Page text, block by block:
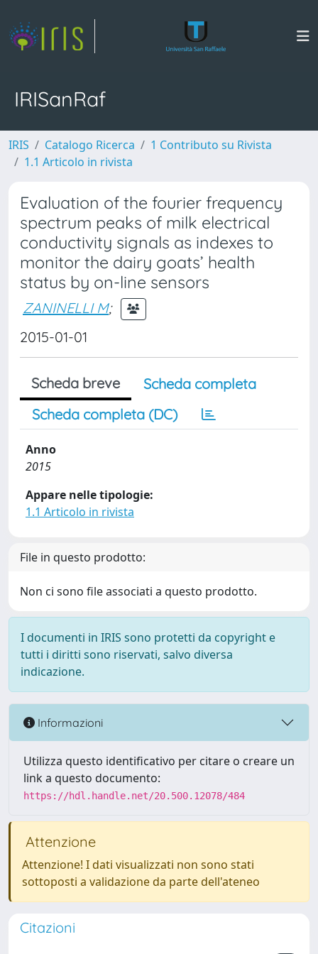
IRISanRaf
IRIS Catalogo Ricerca
1 Contributo su Rivista
1.1 Articolo in rivista
Evaluation of the fourier frequency
spectrum peaks of milk electrical
conductivity signals as indexes to
monitor the dairy goats’ health
status by on-line sensors
ZANINELLI M;
2015-01-01
Scheda breve
Scheda completa
Scheda completa (DC)
Anno
2015
Appare nelle tipologie:
1.1 Articolo in rivista
File in questo prodotto:
Non ci sono file associati a questo prodotto.
I documenti in IRIS sono protetti da copyright e
tutti i diritti sono riservati, salvo diversa
indicazione.
Informazioni
Utilizza questo identificativo per citare o creare un
link a questo documento:
https://hdl.handle.net/20.500.12078/484
Attenzione
Attenzione! I dati visualizzati non sono stati
sottoposti a validazione da parte dell'ateneo
Citazioni